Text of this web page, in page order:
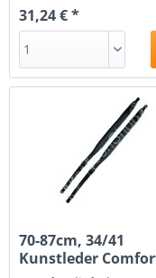
31,24 € *
70-87cm, 34/41
Kunstleder